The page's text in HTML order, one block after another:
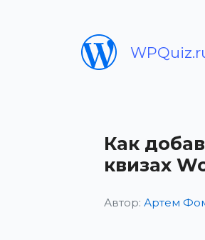
Как
квизах
Автор: Артем